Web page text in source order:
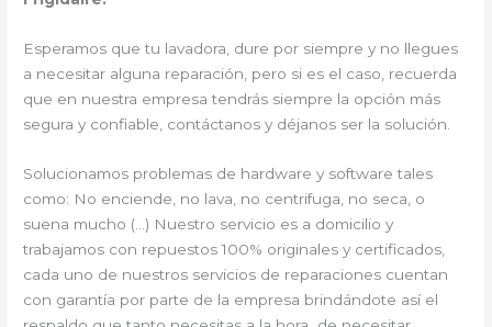
Esperamos que tu lavadora, dure por siempre y no llegues
a necesitar alguna reparación, pero si es el caso, recuerda
que en nuestra empresa tendrás siempre la opción más
segura y confiable, contáctanos y déjanos ser la solución.
Solucionamos problemas de hardware y software tales
como: No enciende, no lava, no centrifuga, no seca, o
suena mucho (…) Nuestro servicio es a domicilio y
trabajamos con repuestos 100% originales y certificados,
cada uno de nuestros servicios de reparaciones cuentan
con garantía por parte de la empresa brindándote así el